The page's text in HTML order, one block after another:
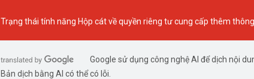
Trạng thái tính năng Hộp cát về quyền riêng tưcung cấp thêm
Google sử dụng công nghệ AI để dịch nội
Bản dịch bằng AI có thể có lỗi.